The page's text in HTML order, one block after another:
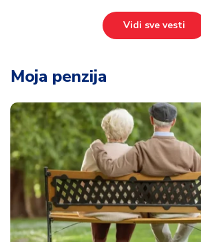
Vidi sve vesti
Moja penzija